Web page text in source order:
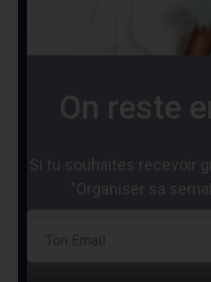
On reste
Si tu souhaites recevoir
"Organiser sa